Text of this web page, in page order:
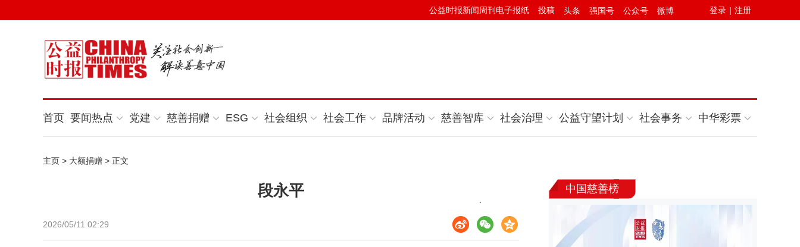
登录 | 注册
公益时报新闻周刊电子报纸 投稿 头条 强国号 公众号 微博
首页 要闻热点 党建 慈善捐赠 ESG 社会组织 社会工作 品牌活动 慈善智库 社会治理 公益守望计划 社会事务 中华彩票
主页 > 大额捐赠 > 正文
段永平
2026/05/11 02:29
中国慈善榜